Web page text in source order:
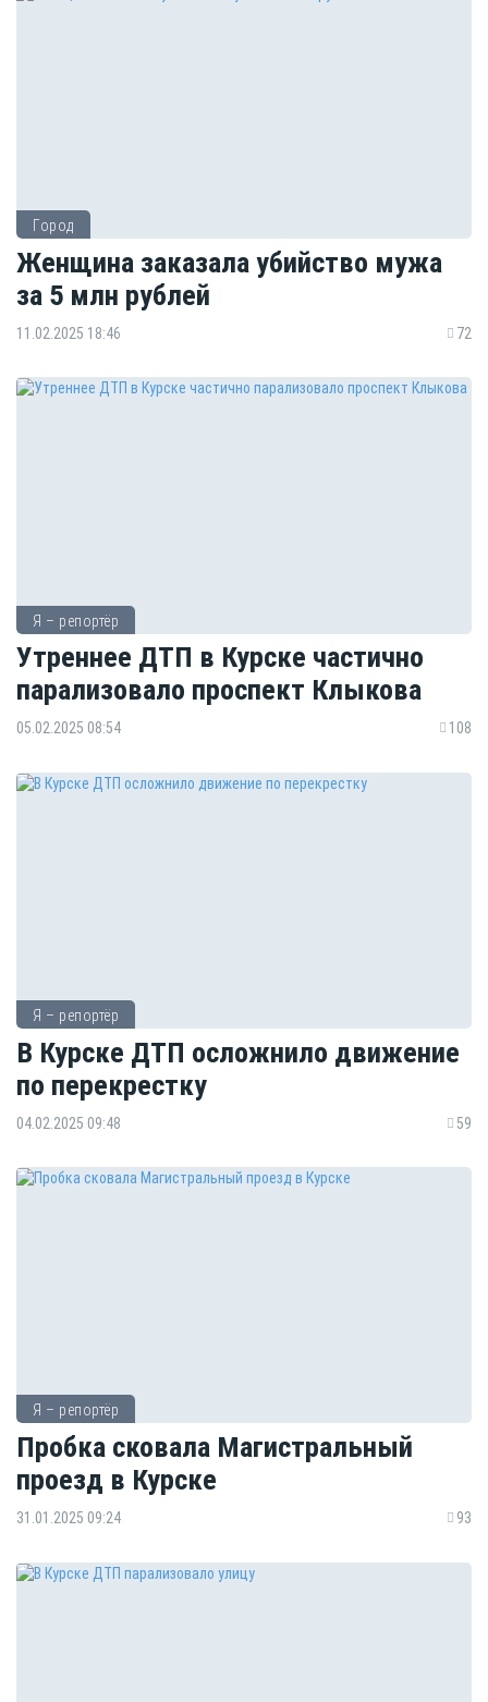
Город
Женщина заказала убийство мужа
за 5 млн рублей
11.02.2025 18:46 72
Я – репортёр
Утреннее ДТП в Курске частично
парализовало проспект Клыкова
05.02.2025 08:54 108
Я – репортёр
В Курске ДТП осложнило движение
по перекрестку
04.02.2025 09:48 59
Я – репортёр
Пробка сковала Магистральный
проезд в Курске
31.01.2025 09:24 93